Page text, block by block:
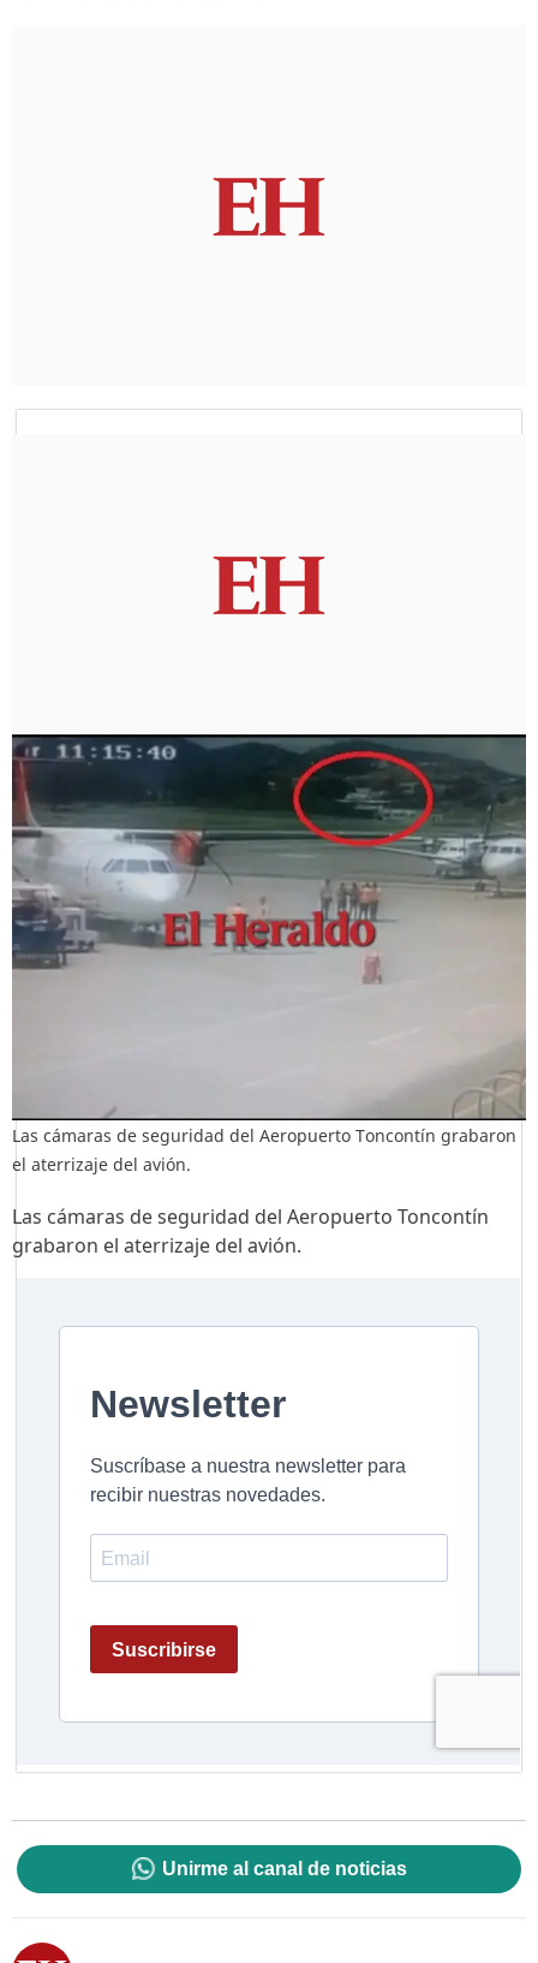
Las cámaras de seguridad del Aeropuerto Toncontín grabaron
el aterrizaje del avión.
Las cámaras de seguridad del Aeropuerto Toncontín
grabaron el aterrizaje del avión.
Unirme al canal de noticias